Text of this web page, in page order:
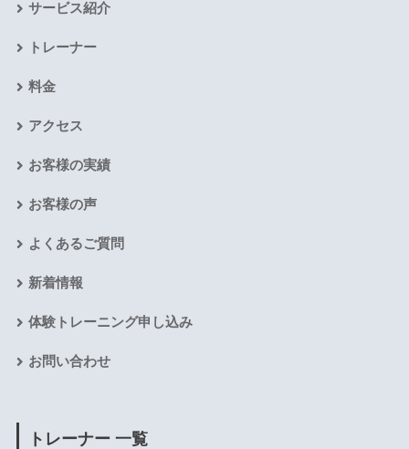
サービス紹介
トレーナー
料金
アクセス
お客様の実績
お客様の声
よくあるご質問
新着情報
体験トレーニング申し込み
お問い合わせ
トレーナー 一覧